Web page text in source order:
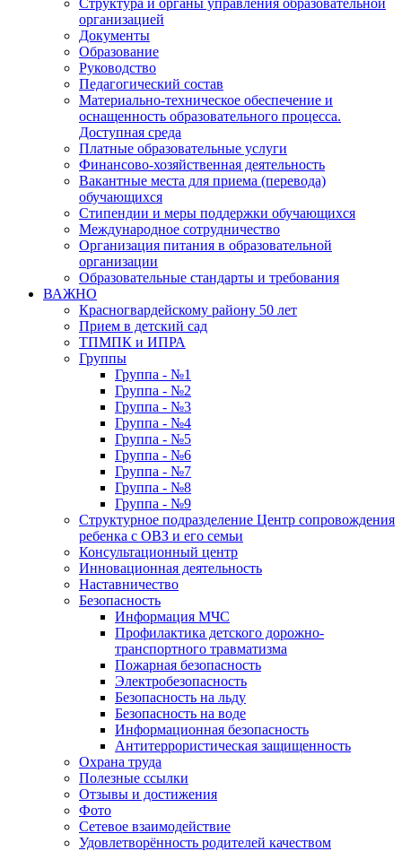
Структура и органы управления образовательной
организацией
Документы
Образование
Руководство
Педагогический состав
Материально-техническое обеспечение и
оснащенность образовательного процесса.
Доступная среда
Платные образовательные услуги
Финансово-хозяйственная деятельность
Вакантные места для приема (перевода)
обучающихся
Стипендии и меры поддержки обучающихся
Международное сотрудничество
Организация питания в образовательной
организации
Образовательные стандарты и требования
ВАЖНО
Красногвардейскому району 50 лет
Прием в детский сад
ТПМПК и ИПРА
Группы
Группа - №1
Группа - №2
Группа - №3
Группа - №4
Группа - №5
Группа - №6
Группа - №7
Группа - №8
Группа - №9
Структурное подразделение Центр сопровождения
ребенка с ОВЗ и его семьи
Консультационный центр
Инновационная деятельность
Наставничество
Безопасность
Информация МЧС
Профилактика детского дорожно-
транспортного травматизма
Пожарная безопасность
Электробезопасность
Безопасность на льду
Безопасность на воде
Информационная безопасность
Антитеррористическая защищенность
Охрана труда
Полезные ссылки
Отзывы и достижения
Фото
Сетевое взаимодействие
Удовлетворённость родителей качеством